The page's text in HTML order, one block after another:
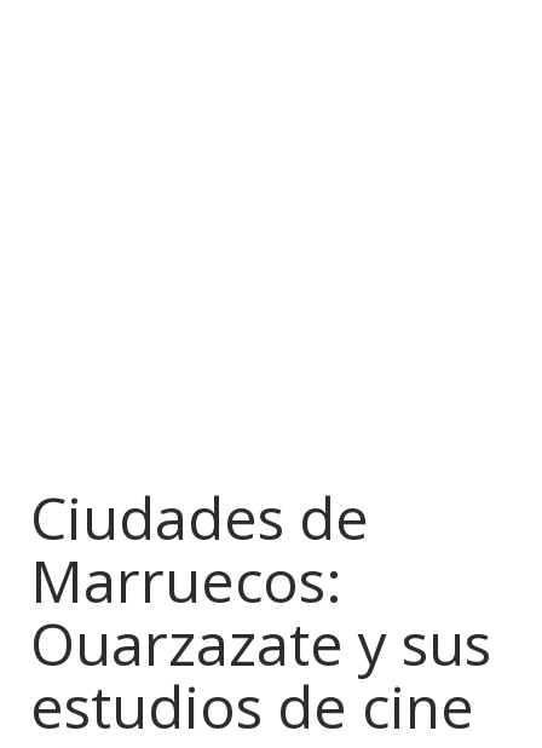
Ciudades de
Marruecos:
Ouarzazate y sus
estudios de cine